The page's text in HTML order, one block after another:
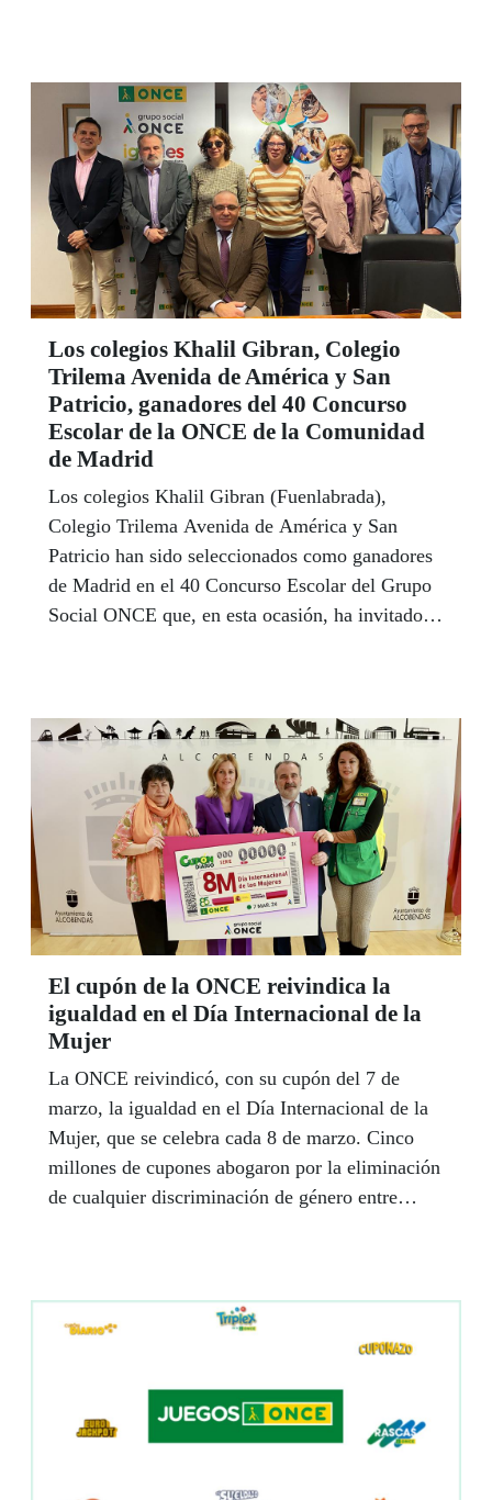
Los colegios Khalil Gibran, Colegio
Trilema Avenida de América y San
Patricio, ganadores del 40 Concurso
Escolar de la ONCE de la Comunidad
de Madrid
Los colegios Khalil Gibran (Fuenlabrada),
Colegio Trilema Avenida de América y San
Patricio han sido seleccionados como ganadores
de Madrid en el 40 Concurso Escolar del Grupo
Social ONCE que, en esta ocasión, ha invitado a
palabras que definen la importancia de la
inclusión de las personas con discapacidad en la
sociedad.
El cupón de la ONCE reivindica la
igualdad en el Día Internacional de la
Mujer
La ONCE reivindicó, con su cupón del 7 de
marzo, la igualdad en el Día Internacional de la
Mujer, que se celebra cada 8 de marzo. Cinco
millones de cupones abogaron por la eliminación
de cualquier discriminación de género entre